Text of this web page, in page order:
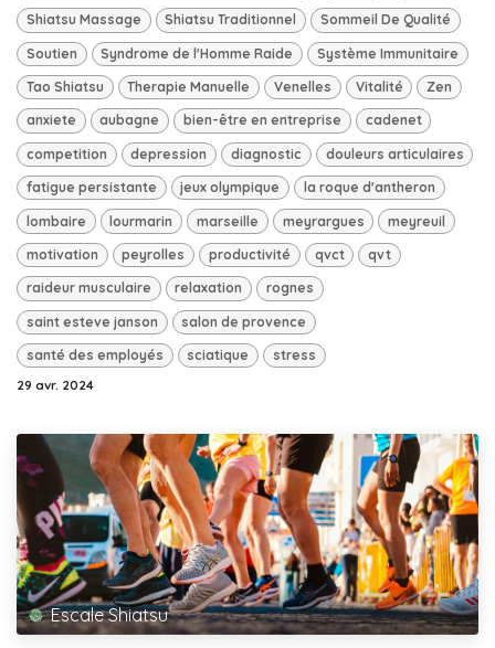
Shiatsu Massage Shiatsu Traditionnel Sommeil De Qualité
Soutien Syndrome de l'Homme Raide Système Immunitaire
Tao Shiatsu Therapie Manuelle Venelles Vitalité Zen
anxiete aubagne bien-être en entreprise cadenet
competition depression diagnostic douleurs articulaires
fatigue persistante jeux olympique la roque d'antheron
lombaire lourmarin marseille meyrargues meyreuil
motivation peyrolles productivité qvct qvt
raideur musculaire relaxation rognes
saint esteve janson salon de provence
santé des employés sciatique stress
29 avr. 2024
Escale Shiatsu